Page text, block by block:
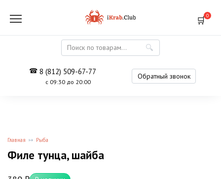
содержанию
Search
for:
0
8 (812) 509-67-77
с 09:30 до 20:00
Обратный звонок
Главная Рыба
Филе тунца, шайба